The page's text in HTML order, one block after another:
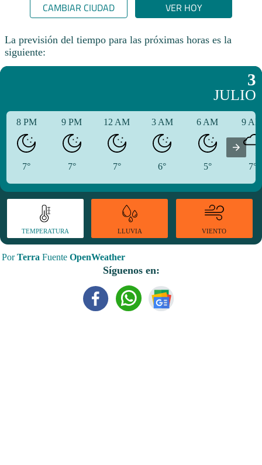
CAMBIAR CIUDAD VER HOY
La previsión del tiempo para las próximas horas es la
siguiente:
3
JULIO
8 PM
7°
9 PM
7°
12 AM
7°
3 AM
6°
6 AM
5°
9
7°
TEMPERATURA LLUVIA VIENTO
PorTerra Fuente OpenWeather
Síguenos en: